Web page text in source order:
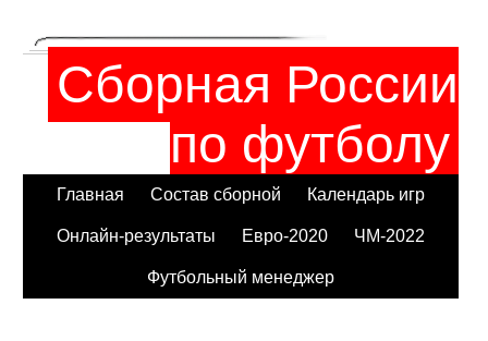
Сборная России
по футболу
Главная Состав сборной Календарь игр
Онлайн-результаты Евро-2020 ЧМ-2022
Футбольный менеджер